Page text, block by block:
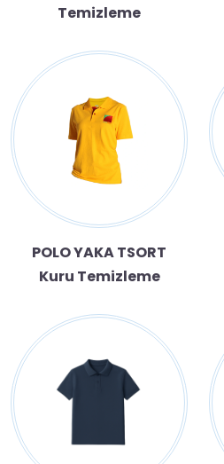
Temizleme
POLO YAKA TSORT
Kuru Temizleme